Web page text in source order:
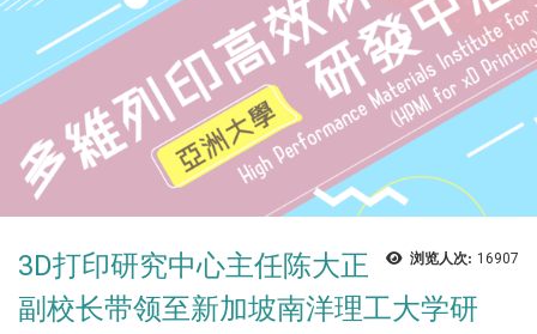
浏览人次: 16907
3D打印研究中心主任陈大正
副校长带领至新加坡南洋理工大学研